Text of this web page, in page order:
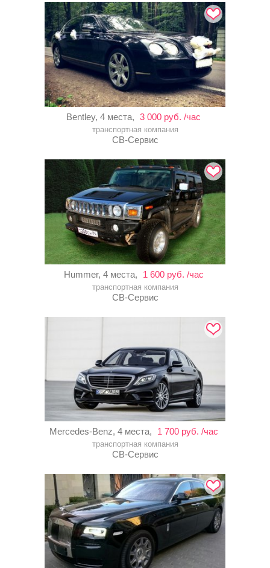
Bentley, 4 места, 3 000 руб. /час
транспортная компания
СВ-Сервис
Hummer, 4 места, 1 600 руб. /час
транспортная компания
СВ-Сервис
Mercedes-Benz, 4 места, 1 700 руб. /час
транспортная компания
СВ-Сервис